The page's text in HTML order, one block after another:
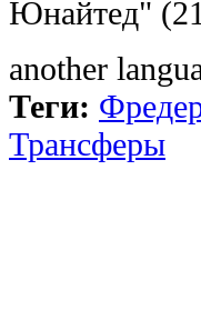
Юнайтед"
another
Теги:
Трансферы